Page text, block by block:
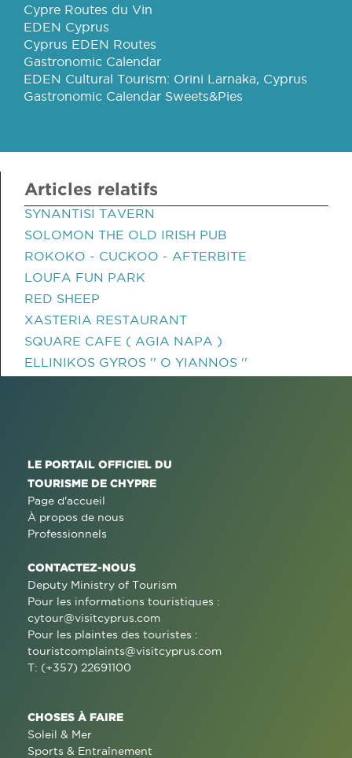
Cypre Routes du Vin
EDEN Cyprus
Cyprus EDEN Routes
Gastronomic Calendar
EDEN Cultural Tourism: Orini Larnaka, Cyprus
Gastronomic Calendar Sweets&Pies
Articles relatifs
SYNANTISI TAVERN
SOLOMON THE OLD IRISH PUB
ROKOKO - CUCKOO - AFTERBITE
LOUFA FUN PARK
RED SHEEP
XASTERIA RESTAURANT
SQUARE CAFE ( AGIA NAPA )
ELLINIKOS GYROS '' O YIANNOS ''
LE PORTAIL OFFICIEL DU
TOURISME DE CHYPRE
Page d'accueil
À propos de nous
Professionnels
CONTACTEZ-NOUS
Deputy Ministry of Tourism
Pour les informations touristiques :
cytour@visitcyprus.com
Pour les plaintes des touristes :
touristcomplaints@visitcyprus.com
T: (+357) 22691100
CHOSES À FAIRE
Soleil & Mer
Sports & Entraînement